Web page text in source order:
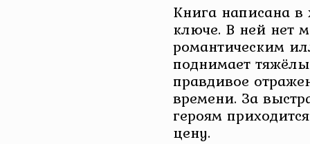
Книга написана в
ключе. В ней нет
романтическим
поднимает
правдивое
времени. За
героям
цену.